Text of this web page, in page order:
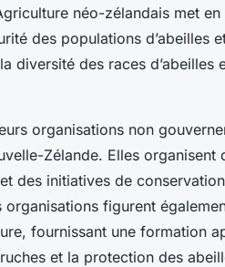
néo-zélandais met
des populations d’abeilles
diversité des races
organisations non
Zélande. Elles
des initiatives de
organisations figurent
fournissant une formation
et la protection des